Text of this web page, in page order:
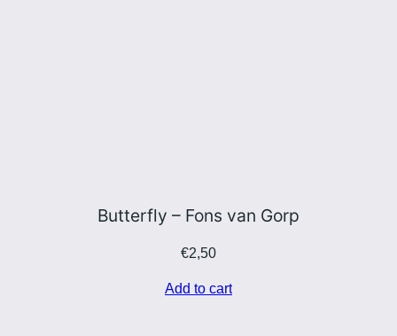
Butterfly – Fons van Gorp
€2,50
Add to cart